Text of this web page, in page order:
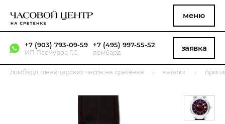
меню
+7 (903) 793-09-59
ИП Пасмуров Г.С.
+7 (495) 997-55-52
ломбард заявка
ломбард швейцарских часов на сретенке каталог